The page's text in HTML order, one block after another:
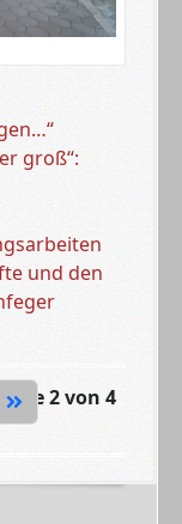
groß“:
und den
Seite 2 von 4